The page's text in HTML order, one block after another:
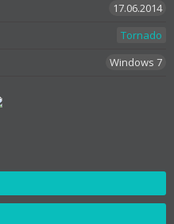
17.06.2014
Tornado
Windows 7